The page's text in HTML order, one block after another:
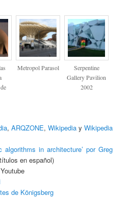
Metropol Parasol
Serpentine
Gallery Pavilion
2002
, ARQZONE, Wikipediay Wikipedia
algorithms in architecture’ por Greg
en español)
de Königsberg